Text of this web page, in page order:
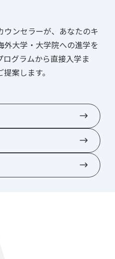
ウンセラーが、あなたのキ
外大学・大学院への進学を
グラムから直接入学ま
案します。